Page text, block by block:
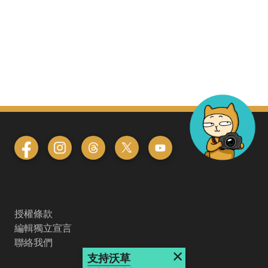
授權條款
編輯獨立宣言
聯絡我們
支持沃草 ×